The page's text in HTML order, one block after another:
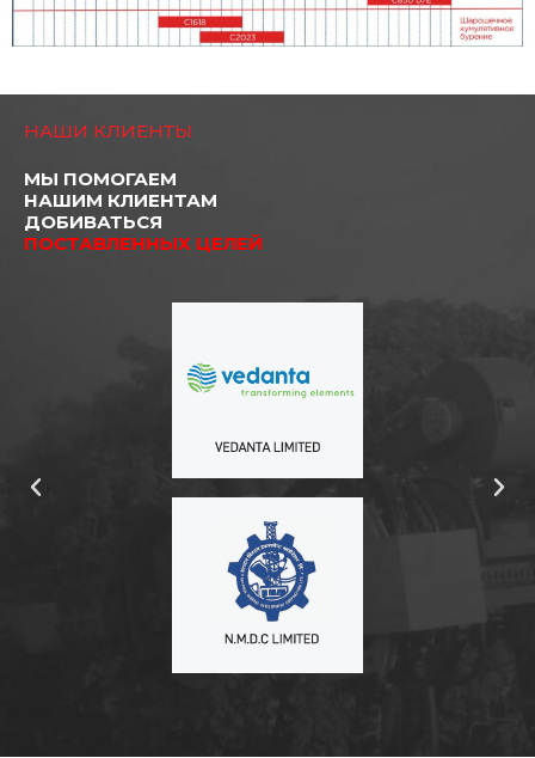
НАШИ КЛИЕНТЫ
МЫ ПОМОГАЕМ
НАШИМ КЛИЕНТАМ
ДОБИВАТЬСЯ
ПОСТАВЛЕННЫХ ЦЕЛЕЙ